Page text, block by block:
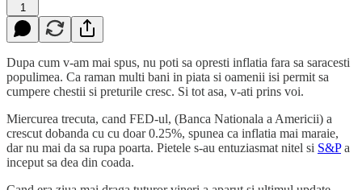
1
Dupa cum v-am mai spus, nu poti sa opresti inflatia fara sa saracesti
populimea. Ca raman multi bani in piata si oamenii isi permit sa
cumpere chestii si preturile cresc. Si tot asa, v-ati prins voi.
Miercurea trecuta, cand FED-ul, (Banca Nationala a Americii) a
crescut dobanda cu cu doar 0.25%, spunea ca inflatia mai maraie,
dar nu mai da sa rupa poarta. Pietele s-au entuziasmat nitel si S&Pa
inceput sa dea din coada.